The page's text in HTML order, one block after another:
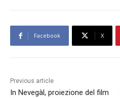
Facebook X
Previous article
In Nevegàl, proiezione del film